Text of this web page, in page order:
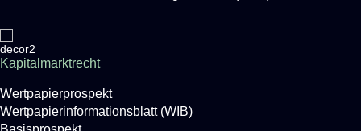
Kapitalmarktrecht
Wertpapierprospekt
Wertpapierinformationsblatt (WIB)